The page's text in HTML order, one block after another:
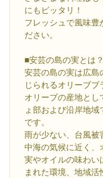
にもピッタリ！
フレッシュで風味豊
ださい。
■安芸の島の実とは？
安芸の島の実は広島
じられるオリーブブ
オリーブの産地とし
ょ部および沿岸地
です。
雨が少ない、台風被
中海の気候に近く、
実やオイルの味わい
まれた環境、地域